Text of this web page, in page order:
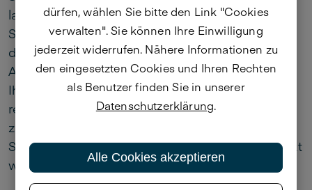
laden wir Sie herzlich ein, an unserer
Selbstauskunft teilzunehmen. Unten finden Sie
das Kontaktformular bei dem Sie sich unter
Angabe Ihres Namens, des Firmennamens und
Ihrer E-Mail-Adresse anmelden können. Im Text
reicht "Anmeldung TOP Lehrbetriebe 2025/26"
zu schreiben. Dadurch wird Ihnen der
Studienlink zur Teilnahme per E-Mail zugeschickt
werden.
dürfen, wählen Sie bitte den Link "Cookies
verwalten". Sie können Ihre Einwilligung
jederzeit widerrufen. Nähere Informationen zu
den eingesetzten Cookies und Ihren Rechten
als Benutzer finden Sie in unserer
Datenschutzerklärung.
Alle Cookies akzeptieren